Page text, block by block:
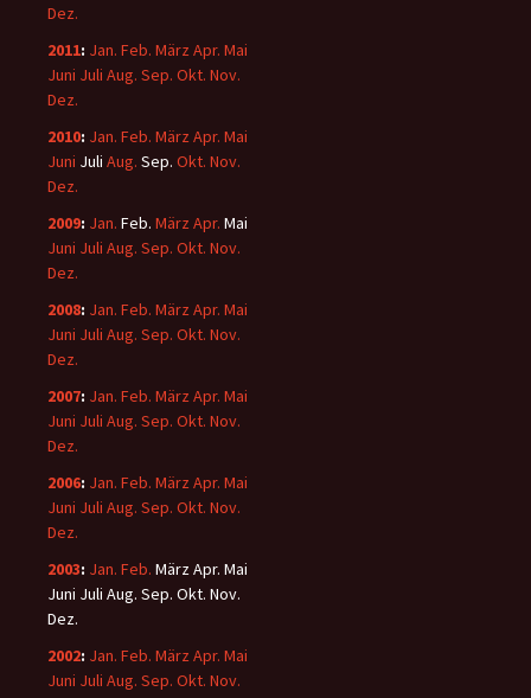
Dez.
2011: Jan. Feb. März Apr. Mai
Juni Juli Aug. Sep. Okt. Nov.
Dez.
2010: Jan. Feb. März Apr. Mai
Juni Juli Aug. Sep. Okt. Nov.
Dez.
2009: Jan. Feb. März Apr. Mai
Juni Juli Aug. Sep. Okt. Nov.
Dez.
2008: Jan. Feb. März Apr. Mai
Juni Juli Aug. Sep. Okt. Nov.
Dez.
2007: Jan. Feb. März Apr. Mai
Juni Juli Aug. Sep. Okt. Nov.
Dez.
2006: Jan. Feb. März Apr. Mai
Juni Juli Aug. Sep. Okt. Nov.
Dez.
2003: Jan. Feb. MärzApr. Mai
Juni Juli Aug. Sep. Okt. Nov.
Dez.
2002: Jan. Feb. März Apr. Mai
Juni Juli Aug. Sep. Okt. Nov.